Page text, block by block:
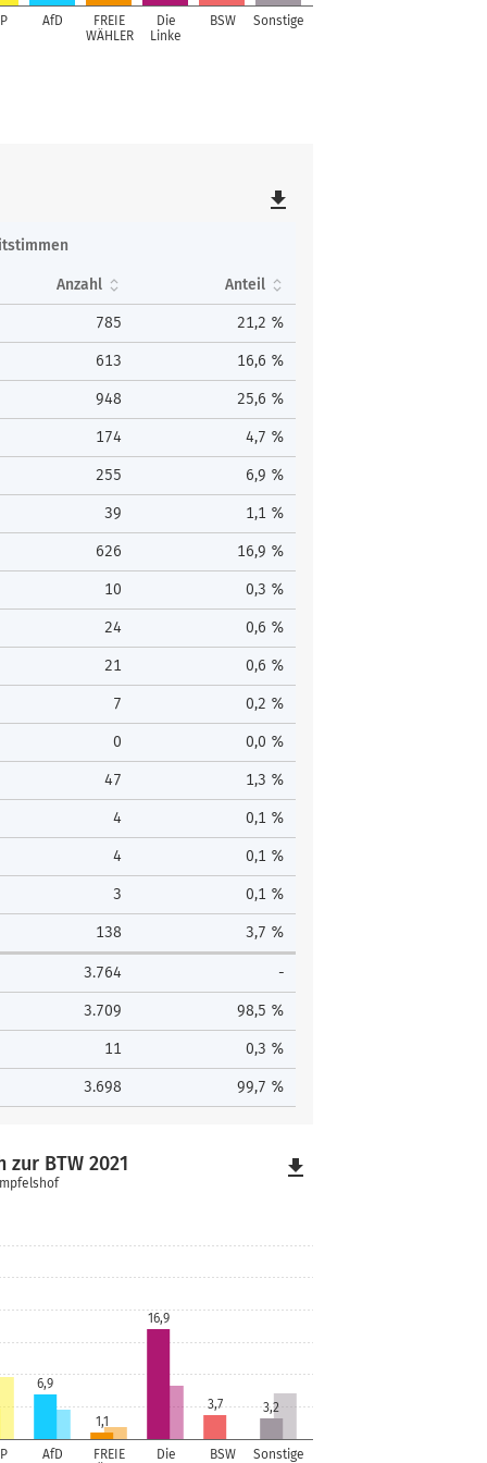
AfD
FREIE
WÄHLER
Die
Linke
BSW Sonstige
file_download
Anzahl Anteil
785 21,2 %
613 16,6 %
948 25,6 %
174 4,7 %
255 6,9 %
39 1,1 %
626 16,9 %
10 0,3 %
24 0,6 %
21 0,6 %
7 0,2 %
0 0,0 %
47 1,3 %
4 0,1 %
4 0,1 %
3 0,1 %
138 3,7 %
3.764 -
3.709 98,5 %
11 0,3 %
3.698 99,7 %
AfD
FREIE
Die
BSW Sonstige
6,9
1,1
16,9
3,7 3,2
BTW 2021 file_download